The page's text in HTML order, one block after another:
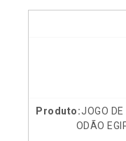
JOGO
ODÃO